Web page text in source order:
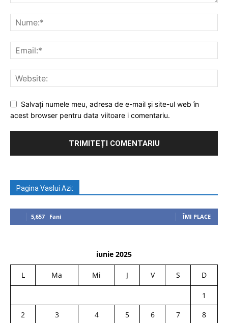
Salvați numele meu, adresa de e-mail și site-ul web în
acest browser pentru data viitoare i comentariu.
Pagina Vaslui Azi:
5,657 Fani ÎMI PLACE
iunie 2025
L Ma Mi J V S D
1
2
3 4 5 6 7
8